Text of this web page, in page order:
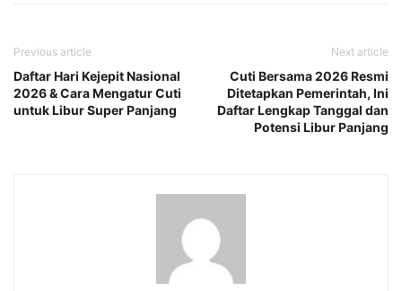
Previous article
Daftar Hari Kejepit Nasional
2026 & Cara Mengatur Cuti
untuk Libur Super Panjang
Next article
Cuti Bersama 2026 Resmi
Ditetapkan Pemerintah, Ini
Daftar Lengkap Tanggal dan
Potensi Libur Panjang